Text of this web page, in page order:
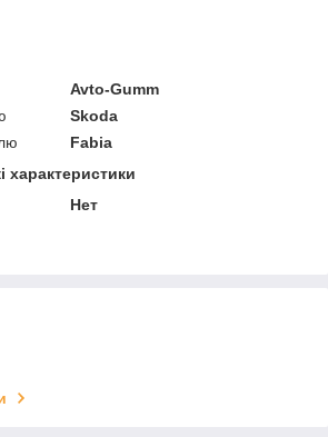
Avto-Gumm
Skoda
Fabia
характеристики
Нет